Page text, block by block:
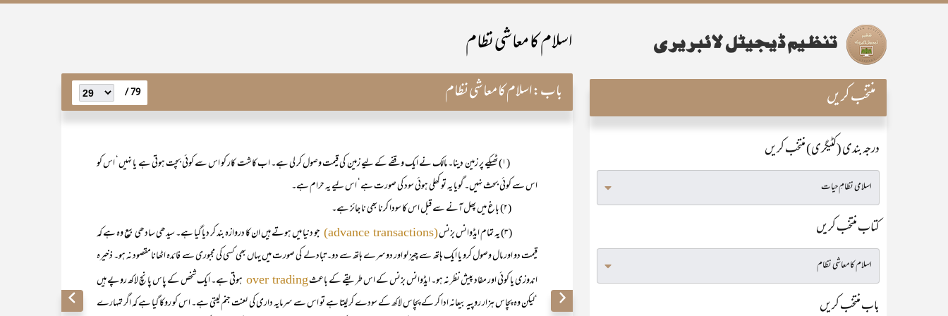
اسلام کا معاشی نظام
باب:اسلام کا معاشی نظام 79 /
(۱) ٹھیکے پر زمین دینا۔ مالک نے ایک وقفے کے لیے زمین کی قیمت وصول کر لی ہے۔ اب کاشت کار کو اس سے کوئی بچت ہوتی ہے یا نہیں‘ اس کو
اس سے کوئی بحث نہیں۔ گویا یہ تو کھلی ہوئی سود کی صورت ہے‘ اس لیے یہ حرام ہے۔
(۲) باغ میں پھل آنے سے قبل اس کا سودا کرنا بھی نا جائز ہے۔
(۳) یہ تمام ایڈوانس بزنس
(advance transactions)
جو دنیا میں ہوتے ہیں ان کا دروازہ بند کر دیا گیا ہے۔ سیدھی سادھی بیع وہ ہے کہ
قیمت دو اور مال وصول کرو یا ایک ہاتھ سے چیز لو اور دوسرے ہاتھ سے دو۔ تبادلے کی صورت میں یہاں بھی کسی کی مجبوری سے فائدہ اٹھانامقصود نہ ہو۔ ذخیرہ
اندوزی یا کوئی اور مفاد پیش نظر نہ ہو۔ ایڈوانس بزنس کے اس طریقے کے باعثover trading ہوتی ہے۔ ایک شخص کے پاس پانچ لاکھ روپے ہیں
‘لیکن وہ پچاس ہزار روپیہ بیعانہ ادا کر کے پچاس لاکھ کے سودے کر لیتا ہے تو اس سے سرمایہ داری کی لعنت جنم لیتی ہے۔ اس کو روکا گیا ہے کہ اگر تمہارے
منتخب کریں
درجہ بندی (کٹیگری) منتخب کریں
کتاب منتخب کریں
باب منتخب کریں